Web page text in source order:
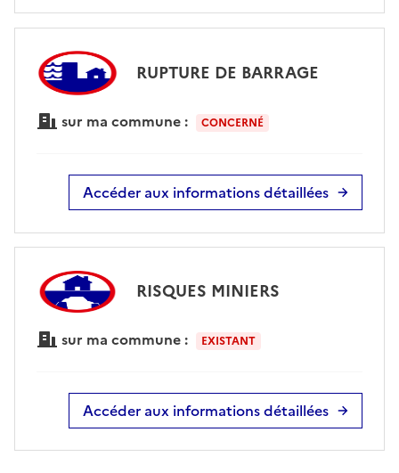
RUPTURE DE BARRAGE
sur ma commune : CONCERNÉ
Accéder aux informations détaillées
RISQUES MINIERS
sur ma commune : EXISTANT
Accéder aux informations détaillées